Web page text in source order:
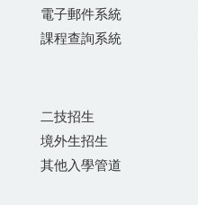
電子郵件系統
課程查詢系統
二技招生
境外生招生
其他入學管道